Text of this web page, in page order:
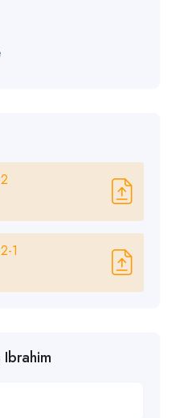
1